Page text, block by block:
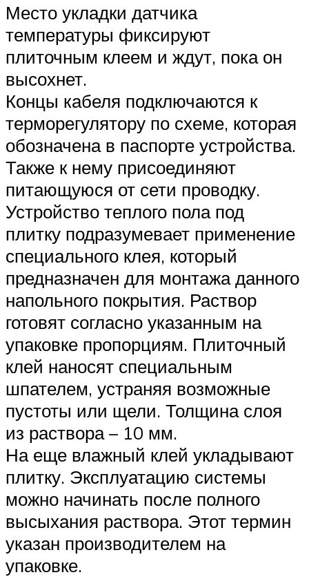
Место укладки датчика
температуры фиксируют
плиточным клеем и ждут, пока он
высохнет.
Концы кабеля подключаются к
терморегулятору по схеме, которая
обозначена в паспорте устройства.
Также к нему присоединяют
питающуюся от сети проводку.
Устройство теплого пола под
плитку подразумевает применение
специального клея, который
предназначен для монтажа данного
напольного покрытия. Раствор
готовят согласно указанным на
упаковке пропорциям. Плиточный
клей наносят специальным
шпателем, устраняя возможные
пустоты или щели. Толщина слоя
из раствора – 10 мм.
На еще влажный клей укладывают
плитку. Эксплуатацию системы
можно начинать после полного
высыхания раствора. Этот термин
указан производителем на
упаковке.